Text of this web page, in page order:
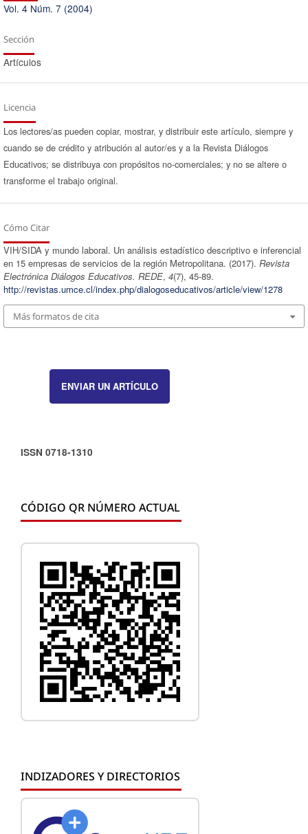
Vol. 4 Núm. 7 (2004)
Sección
Artículos
Licencia
Los lectores/as pueden copiar, mostrar, y distribuir este artículo, siempre y
cuando se de crédito y atribución al autor/es y a la Revista Diálogos
Educativos; se distribuya con propósitos no-comerciales; y no se altere o
transforme el trabajo original.
Cómo Citar
VIH/SIDA y mundo laboral. Un análisis estadístico descriptivo e inferencial
en 15 empresas de servicios de la región Metropolitana. (2017). Revista
Electrónica Diálogos Educativos. REDE, 4(7), 45-89.
http://revistas.umce.cl/index.php/dialogoseducativos/article/view/1278
Más formatos de cita
ENVIAR UN ARTÍCULO
ISSN 0718-1310
CÓDIGO QR NÚMERO ACTUAL
INDIZADORES Y DIRECTORIOS